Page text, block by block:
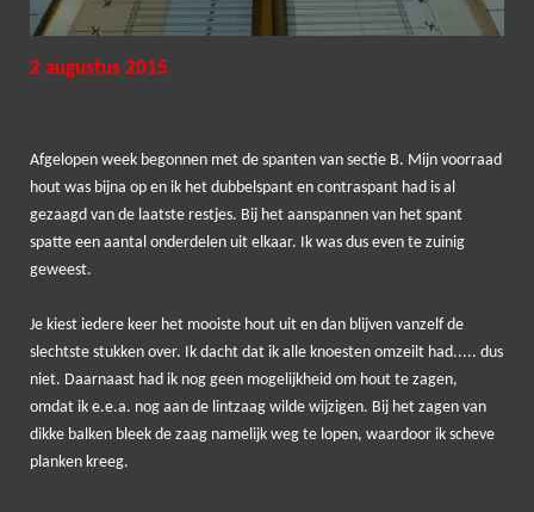
2 augustus 2015
Afgelopen week begonnen met de spanten van sectie B. Mijn voorraad
hout was bijna op en ik het dubbelspant en contraspant had is al
gezaagd van de laatste restjes. Bij het aanspannen van het spant
spatte een aantal onderdelen uit elkaar. Ik was dus even te zuinig
geweest.
Je kiest iedere keer het mooiste hout uit en dan blijven vanzelf de
slechtste stukken over. Ik dacht dat ik alle knoesten omzeilt had..... dus
niet. Daarnaast had ik nog geen mogelijkheid om hout te zagen,
omdat ik e.e.a. nog aan de lintzaag wilde wijzigen. Bij het zagen van
dikke balken bleek de zaag namelijk weg te lopen, waardoor ik scheve
planken kreeg.